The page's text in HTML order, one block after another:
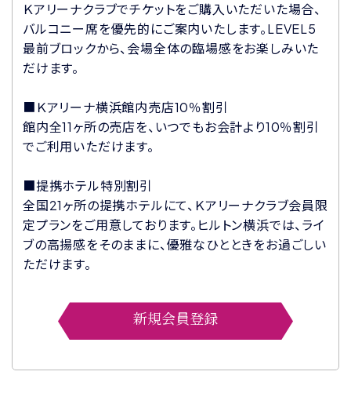
Ｋアリーナクラブでチケットをご購入いただいた場合、
バルコニー席を優先的にご案内いたします。LEVEL5
最前ブロックから、会場全体の臨場感をお楽しみいた
だけます。
■Ｋアリーナ横浜館内売店10％割引
館内全11ヶ所の売店を、いつでもお会計より10％割引
でご利用いただけます。
■提携ホテル特別割引
全国21ヶ所の提携ホテルにて、Ｋアリーナクラブ会員限
定プランをご用意しております。ヒルトン横浜では、ライ
ブの高揚感をそのままに、優雅なひとときをお過ごしい
ただけます。
新規会員登録